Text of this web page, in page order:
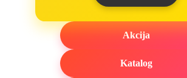
Akcija
Katalog